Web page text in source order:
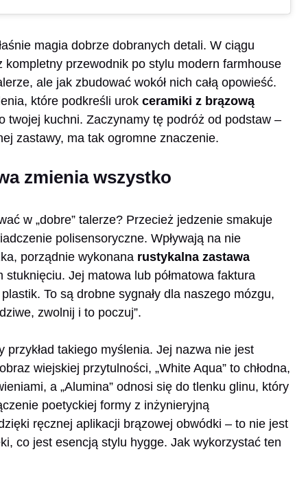
magia dobrze dobranych detali. W ciągu
przewodnik po stylu modern farmhouse
ale jak zbudować wokół nich całą opowieść.
które podkreśli urok ceramiki z brązową
twojej kuchni. Zaczynamy tę podróż od podstaw –
zastawy, ma tak ogromne znaczenie.
zmienia wszystko
w „dobre” talerze? Przecież jedzenie smakuje
polisensoryczne. Wpływają na nie
porządnie wykonana rustykalna zastawa
stuknięciu. Jej matowa lub półmatowa faktura
To są drobne sygnały dla naszego mózgu,
zwolnij i to poczuj”.
takiego myślenia. Jej nazwa nie jest
wiejskiej przytulności, „White Aqua” to chłodna,
a „Alumina” odnosi się do tlenku glinu, który
poetyckiej formy z inżynieryjną
ręcznej aplikacji brązowej obwódki – to nie jest
co jest esencją stylu hygge. Jak wykorzystać ten